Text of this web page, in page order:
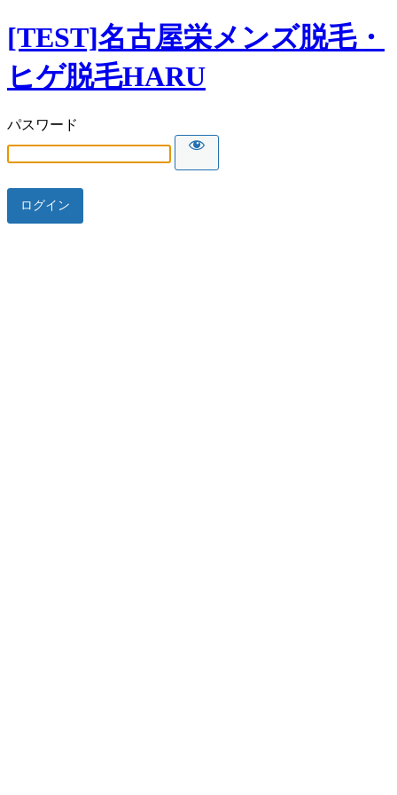
[TEST]名古屋栄メンズ脱毛・
ヒゲ脱毛HARU
パスワード